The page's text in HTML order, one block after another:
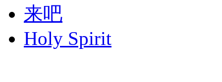
来吧
Holy Spirit